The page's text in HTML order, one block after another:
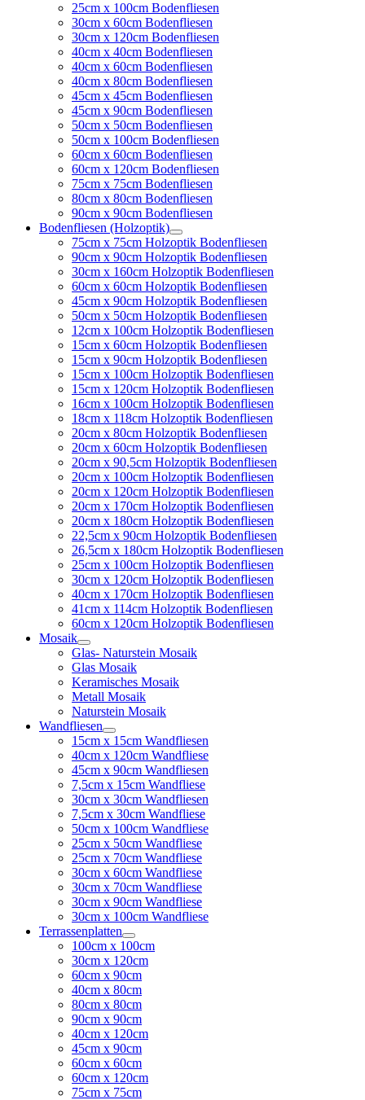
25cm x 100cm Bodenfliesen
30cm x 60cm Bodenfliesen
30cm x 120cm Bodenfliesen
40cm x 40cm Bodenfliesen
40cm x 60cm Bodenfliesen
40cm x 80cm Bodenfliesen
45cm x 45cm Bodenfliesen
45cm x 90cm Bodenfliesen
50cm x 50cm Bodenfliesen
50cm x 100cm Bodenfliesen
60cm x 60cm Bodenfliesen
60cm x 120cm Bodenfliesen
75cm x 75cm Bodenfliesen
80cm x 80cm Bodenfliesen
90cm x 90cm Bodenfliesen
Bodenfliesen (Holzoptik)
75cm x 75cm Holzoptik Bodenfliesen
90cm x 90cm Holzoptik Bodenfliesen
30cm x 160cm Holzoptik Bodenfliesen
60cm x 60cm Holzoptik Bodenfliesen
45cm x 90cm Holzoptik Bodenfliesen
50cm x 50cm Holzoptik Bodenfliesen
12cm x 100cm Holzoptik Bodenfliesen
15cm x 60cm Holzoptik Bodenfliesen
15cm x 90cm Holzoptik Bodenfliesen
15cm x 100cm Holzoptik Bodenfliesen
15cm x 120cm Holzoptik Bodenfliesen
16cm x 100cm Holzoptik Bodenfliesen
18cm x 118cm Holzoptik Bodenfliesen
20cm x 80cm Holzoptik Bodenfliesen
20cm x 60cm Holzoptik Bodenfliesen
20cm x 90,5cm Holzoptik Bodenfliesen
20cm x 100cm Holzoptik Bodenfliesen
20cm x 120cm Holzoptik Bodenfliesen
20cm x 170cm Holzoptik Bodenfliesen
20cm x 180cm Holzoptik Bodenfliesen
22,5cm x 90cm Holzoptik Bodenfliesen
26,5cm x 180cm Holzoptik Bodenfliesen
25cm x 100cm Holzoptik Bodenfliesen
30cm x 120cm Holzoptik Bodenfliesen
40cm x 170cm Holzoptik Bodenfliesen
41cm x 114cm Holzoptik Bodenfliesen
60cm x 120cm Holzoptik Bodenfliesen
Mosaik
Glas- Naturstein Mosaik
Glas Mosaik
Keramisches Mosaik
Metall Mosaik
Naturstein Mosaik
Wandfliesen
15cm x 15cm Wandfliesen
40cm x 120cm Wandfliese
45cm x 90cm Wandfliesen
7,5cm x 15cm Wandfliese
30cm x 30cm Wandfliesen
7,5cm x 30cm Wandfliese
50cm x 100cm Wandfliese
25cm x 50cm Wandfliese
25cm x 70cm Wandfliese
30cm x 60cm Wandfliese
30cm x 70cm Wandfliese
30cm x 90cm Wandfliese
30cm x 100cm Wandfliese
Terrassenplatten
100cm x 100cm
30cm x 120cm
60cm x 90cm
40cm x 80cm
80cm x 80cm
90cm x 90cm
40cm x 120cm
45cm x 90cm
60cm x 60cm
60cm x 120cm
75cm x 75cm